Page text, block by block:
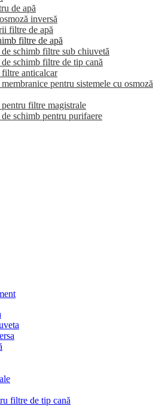
de apă
inversă
filtre de apă
filtre de apă
de schimb filtre sub chiuvetă
de schimb filtre de tip cană
filtre anticalcar
pentru sistemele cu osmoză
pentru filtre magistrale
de schimb pentru purifaere
filtre de tip cană